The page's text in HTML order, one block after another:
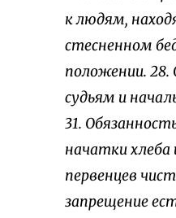
к людям,
стесненном
положении.
судьям и
31.
начатки хлеба
первенцев
запрещение